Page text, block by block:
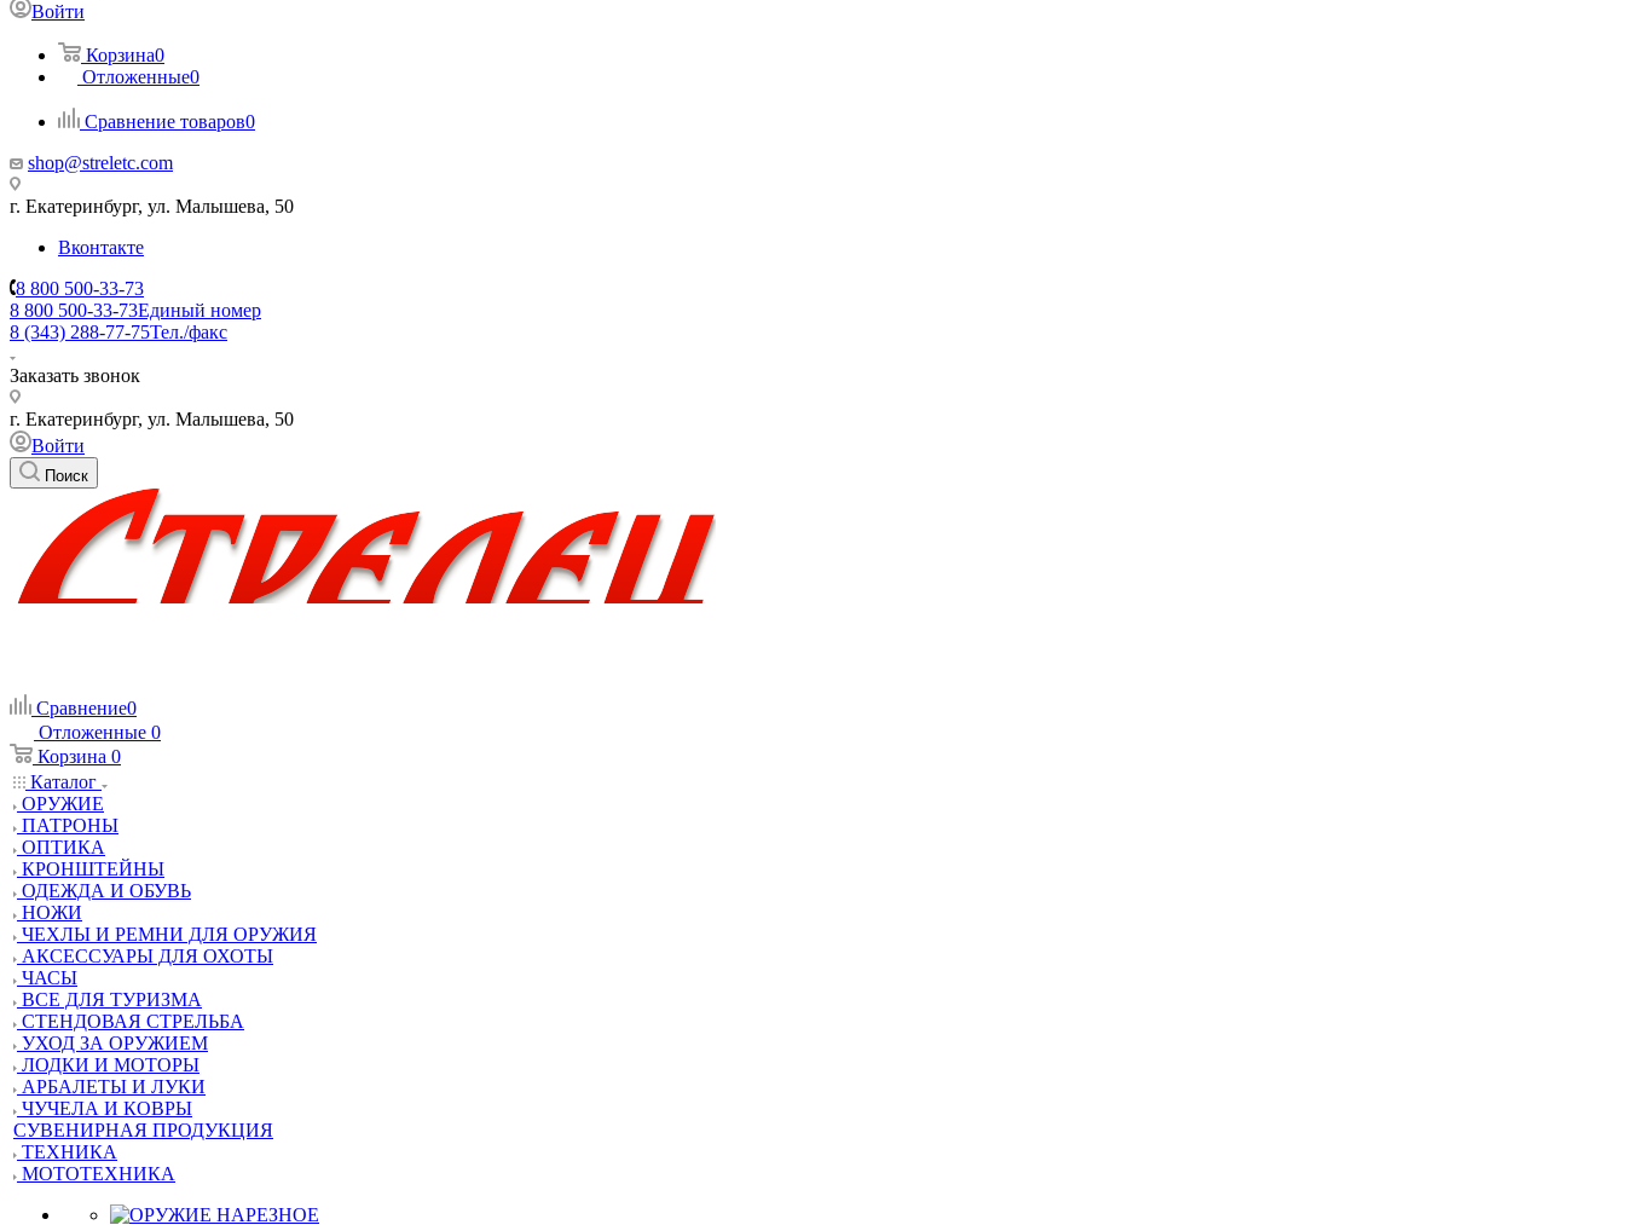
Войти
Корзина0
Отложенные0
Сравнение товаров0
shop@streletc.com
г. Екатеринбург, ул. Малышева, 50
Вконтакте
8 800 500-33-73
8 800 500-33-73Единый номер
8 (343) 288-77-75Тел./факс
Заказать звонок
г. Екатеринбург, ул. Малышева, 50
Войти
Поиск
Сравнение0
Отложенные 0
Корзина 0
Каталог
ОРУЖИЕ
ПАТРОНЫ
ОПТИКА
КРОНШТЕЙНЫ
ОДЕЖДА И ОБУВЬ
НОЖИ
ЧЕХЛЫ И РЕМНИ ДЛЯ ОРУЖИЯ
АКСЕССУАРЫ ДЛЯ ОХОТЫ
ЧАСЫ
ВСЕ ДЛЯ ТУРИЗМА
СТЕНДОВАЯ СТРЕЛЬБА
УХОД ЗА ОРУЖИЕМ
ЛОДКИ И МОТОРЫ
АРБАЛЕТЫ И ЛУКИ
ЧУЧЕЛА И КОВРЫ
СУВЕНИРНАЯ ПРОДУКЦИЯ
ТЕХНИКА
МОТОТЕХНИКА